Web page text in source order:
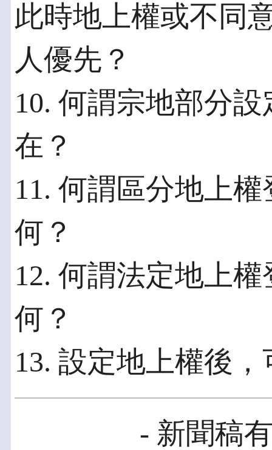
此時地上權或不同
人優先？
10. 何謂宗地部分
在？
11. 何謂區分地上
何？
12. 何謂法定地上
何？
13. 設定地上權後
- 新聞稿